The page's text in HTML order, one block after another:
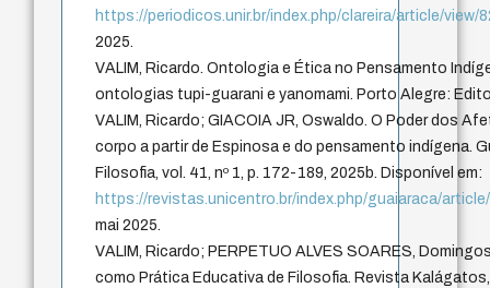
https://periodicos.unir.br/index.php/clareira/article/view/
2025.
VALIM, Ricardo. Ontologia e Ética no Pensamento
ontologias tupi-guarani e yanomami. Porto Alegre:
VALIM, Ricardo; GIACOIA JR, Oswaldo. O Poder dos
corpo a partir de Espinosa e do pensamento indígena.
Filosofia, vol. 41, nº 1, p. 172-189, 2025b. Disponível em:
https://revistas.unicentro.br/index.php/guaiaraca/
mai 2025.
VALIM, Ricardo; PERPETUO ALVES SOARES,
como Prática Educativa de Filosofia. Revista Kalágatos,